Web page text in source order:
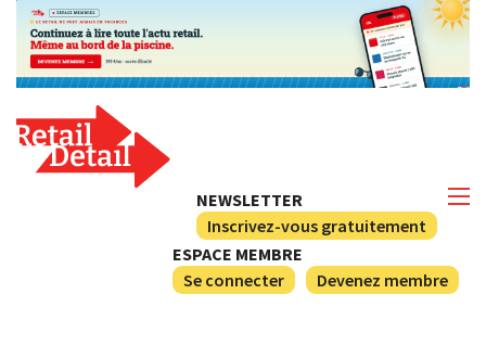
NEWSLETTER
Inscrivez-vous gratuitement
ESPACE MEMBRE
Se connecter
Devenez membre